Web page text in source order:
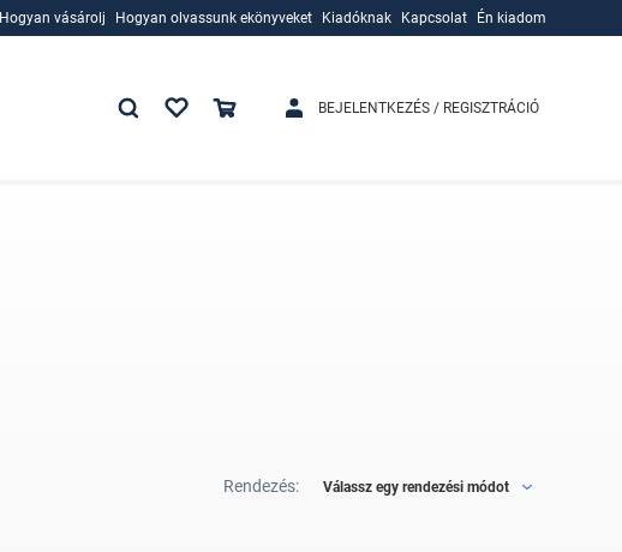
Hogyan vásárolj
Hogyan olvassunk ekönyveket
Kiadóknak
Kapcsolat Én kiadom
BEJELENTKEZÉS / REGISZTRÁCIÓ
Rendezés: Válassz egy rendezési módot